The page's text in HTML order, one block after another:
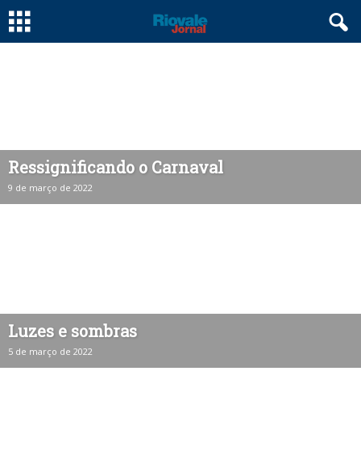
Ressignificando o Carnaval
9 de março de 2022
Luzes e sombras
5 de março de 2022